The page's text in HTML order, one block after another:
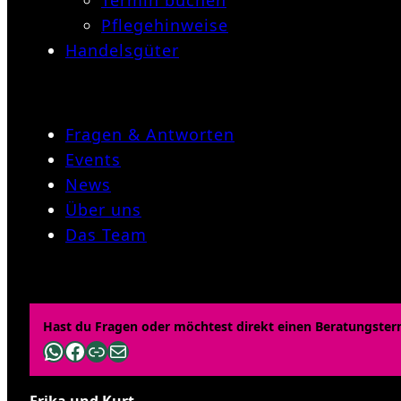
Pflegehinweise
Handelsgüter
Fragen & Antworten
Events
News
Über uns
Das Team
Hast du Fragen oder möchtest direkt einen
WhatsApp
Facebook
Link
E-Mail